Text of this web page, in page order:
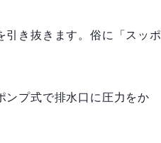
引き抜きます。俗に「スッポ
ンプ式で排水口に圧力をか